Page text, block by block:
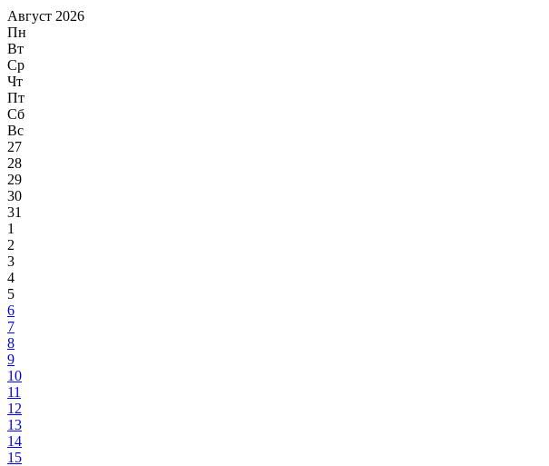
Август 2026
Пн
Вт
Ср
Чт
Пт
Сб
Вс
27
28
29
30
31
1
2
3
4
5
6
7
8
9
10
11
12
13
14
15